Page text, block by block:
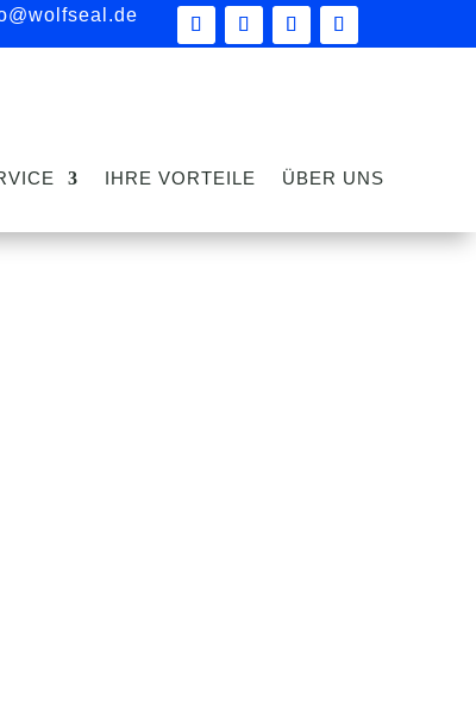
IHRE VORTEILE ÜBER UNS